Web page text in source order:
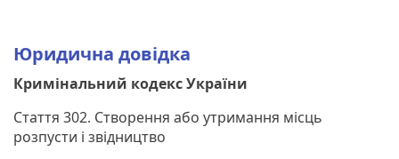
Юридична довідка
Кримінальний кодекс України
Стаття 302. Створення або утримання місць
розпусти і звідництво